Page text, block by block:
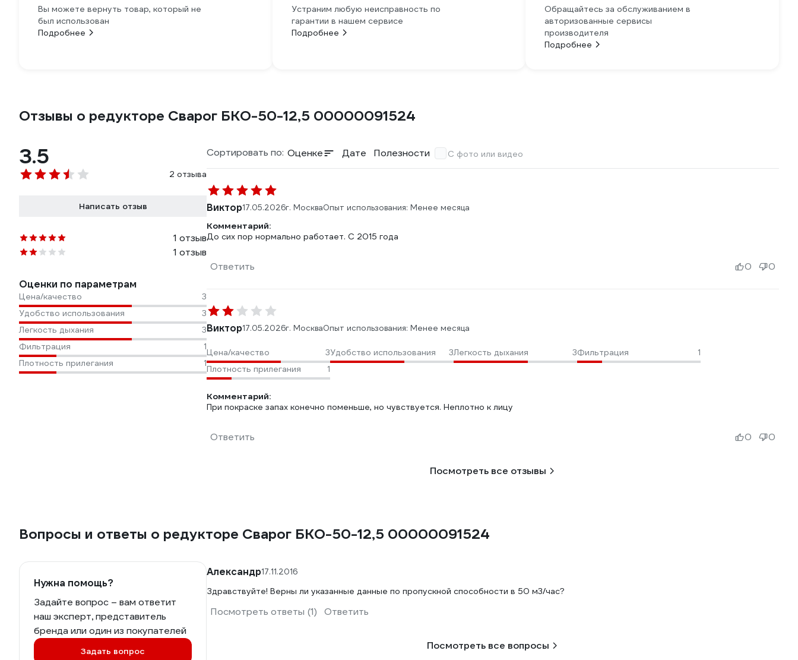
Вы можете вернуть товар, который не
был использован
Подробнее
Устраним любую неисправность по
гарантии в нашем сервисе
Подробнее
Обращайтесь за обслуживанием в
авторизованные сервисы
производителя
Подробнее
Отзывы о редукторе Сварог БКО-50-12,5 00000091524
3.5
2 отзыва
Написать отзыв
1 отзыв
1 отзыв
Оценки по параметрам
Цена/качество
3
Удобство использования
3
Легкость дыхания
3
Фильтрация
1
Плотность прилегания
1
Сортировать по: Оценке Дате Полезности С фото или видео
Виктор17.05.2026г. МоскваОпыт использования: Менее месяца
Комментарий:
До сих пор нормально работает. С 2015 года
Ответить 0 0
Виктор17.05.2026г. МоскваОпыт использования: Менее месяца
Цена/качество 3Удобство использования 3Легкость дыхания 3Фильтрация
1
Плотность прилегания
1
Комментарий:
При покраске запах конечно поменьше, но чувствуется. Неплотно к лицу
Ответить 0 0
Посмотреть все отзывы
Вопросы и ответы о редукторе Сварог БКО-50-12,5 00000091524
Нужна помощь?
Задайте вопрос – вам ответит
наш эксперт, представитель
бренда или один из покупателей
Задать вопрос
Александр17.11.2016
Здравствуйте! Верны ли указанные данные по пропускной способности в 50 м3/час?
Посмотреть ответы (1) Ответить
Посмотреть все вопросы